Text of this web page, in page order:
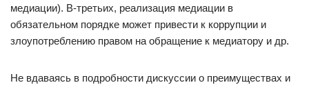
медиации). В-третьих, реализация медиации в
обязательном порядке может привести к коррупции и
злоупотреблению правом на обращение к медиатору и др.
Не вдаваясь в подробности дискуссии о преимуществах и